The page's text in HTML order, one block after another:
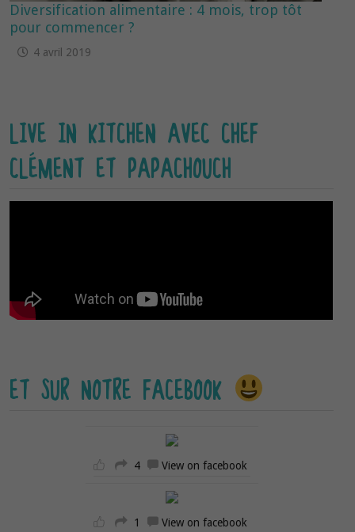
Diversification alimentaire : 4 mois, trop tôt
pour commencer ?
4 avril 2019
LIVE IN KITCHEN AVEC CHEF
CLÉMENT ET PAPACHOUCH
ET SUR NOTRE FACEBOOK
4 View on facebook
1 View on facebook